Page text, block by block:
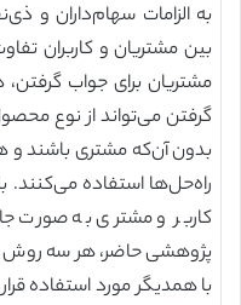
به الزامات سهام‌داران و
بین مشتریان و کاربران
مشتریان برای جواب
گرفتن می‌تواند از نوع
بدون آن‌که مشتری باشند و
راه‌حل‌ها استفاده می‌کنند.
کاربر و مشتری به صورت